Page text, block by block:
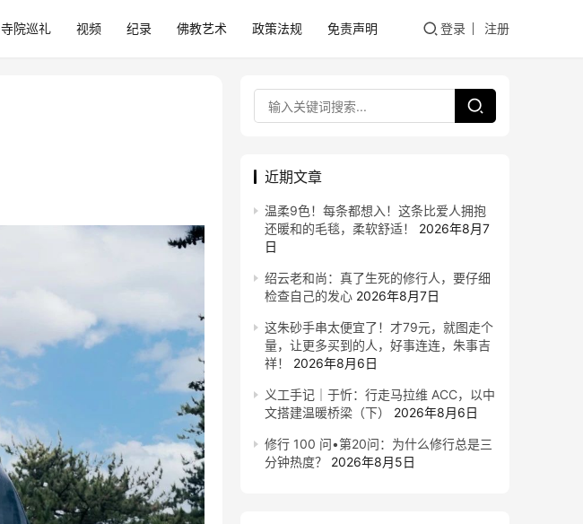
寺院巡礼 视频 纪录 佛教艺术 政策法规 免责声明 登录 注册
近期文章
温柔9色！每条都想入！这条比爱人拥抱
还暖和的毛毯，柔软舒适！
2026年8月7
日
绍云老和尚：真了生死的修行人，要仔细
检查自己的发心 2026年8月7日
这朱砂手串太便宜了！才79元，就图走个
量，让更多买到的人，好事连连，朱事吉
祥！
2026年8月6日
义工手记｜于忻：行走马拉维 ACC，以中
文搭建温暖桥梁（下）
2026年8月6日
修行 100 问•第20问：为什么修行总是三
分钟热度？
2026年8月5日